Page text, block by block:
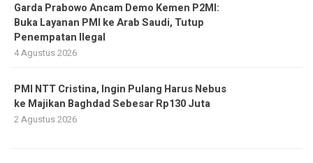
Garda Prabowo Ancam Demo Kemen P2MI:
Buka Layanan PMI ke Arab Saudi, Tutup
Penempatan Ilegal
4 Agustus 2026
PMI NTT Cristina, Ingin Pulang Harus Nebus
ke Majikan Baghdad Sebesar Rp130 Juta
2 Agustus 2026